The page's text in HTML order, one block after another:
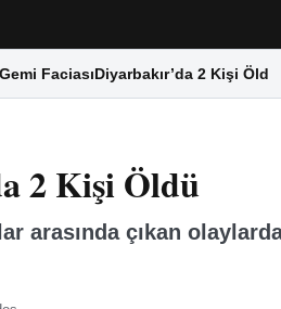
FaciasıDiyarbakır’da 2 Kişi Öldü
2 Kişi Öldü
arasında çıkan